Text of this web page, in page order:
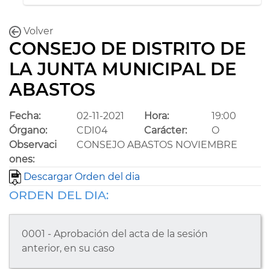
Volver
CONSEJO DE DISTRITO DE
LA JUNTA MUNICIPAL DE
ABASTOS
Fecha: 02-11-2021 Hora:
19:00
Órgano:
CDI04 Carácter:
O
Observaci
ones:
CONSEJO ABASTOS NOVIEMBRE
Descargar Orden del dia
ORDEN DEL DIA:
0001 - Aprobación del acta de la sesión
anterior, en su caso